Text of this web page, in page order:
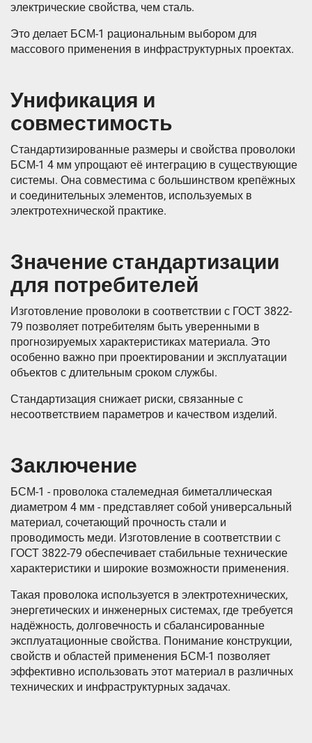
электрические свойства, чем сталь.
Это делает БСМ-1 рациональным выбором для
массового применения в инфраструктурных проектах.
Унификация и
совместимость
Стандартизированные размеры и свойства проволоки
БСМ-1 4 мм упрощают её интеграцию в существующие
системы. Она совместима с большинством крепёжных
и соединительных элементов, используемых в
электротехнической практике.
Значение стандартизации
для потребителей
Изготовление проволоки в соответствии с ГОСТ 3822-
79 позволяет потребителям быть уверенными в
прогнозируемых характеристиках материала. Это
особенно важно при проектировании и эксплуатации
объектов с длительным сроком службы.
Стандартизация снижает риски, связанные с
несоответствием параметров и качеством изделий.
Заключение
БСМ-1 - проволока сталемедная биметаллическая
диаметром 4 мм - представляет собой универсальный
материал, сочетающий прочность стали и
проводимость меди. Изготовление в соответствии с
ГОСТ 3822-79 обеспечивает стабильные технические
характеристики и широкие возможности применения.
Такая проволока используется в электротехнических,
энергетических и инженерных системах, где требуется
надёжность, долговечность и сбалансированные
эксплуатационные свойства. Понимание конструкции,
свойств и областей применения БСМ-1 позволяет
эффективно использовать этот материал в различных
технических и инфраструктурных задачах.